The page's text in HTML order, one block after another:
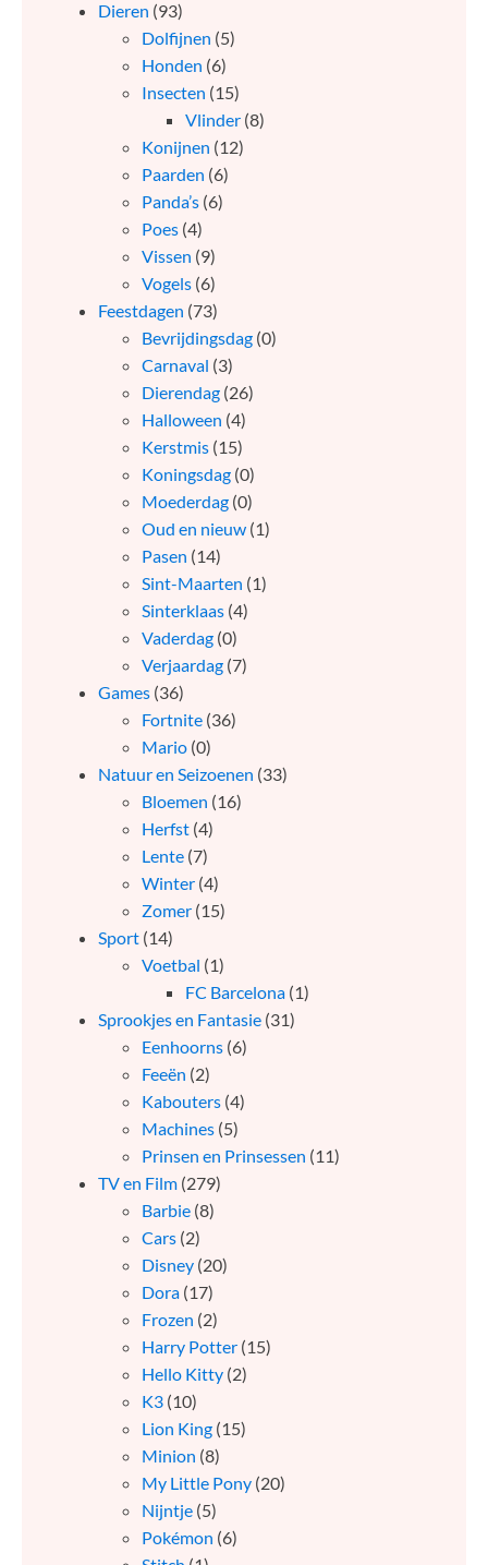
Dieren (93)
Dolfijnen (5)
Honden (6)
Insecten (15)
Vlinder (8)
Konijnen (12)
Paarden (6)
Panda’s (6)
Poes (4)
Vissen (9)
Vogels (6)
Feestdagen (73)
Bevrijdingsdag (0)
Carnaval (3)
Dierendag (26)
Halloween (4)
Kerstmis (15)
Koningsdag (0)
Moederdag (0)
Oud en nieuw (1)
Pasen (14)
Sint-Maarten (1)
Sinterklaas (4)
Vaderdag (0)
Verjaardag (7)
Games (36)
Fortnite (36)
Mario (0)
Natuur en Seizoenen (33)
Bloemen (16)
Herfst (4)
Lente (7)
Winter (4)
Zomer (15)
Sport (14)
Voetbal (1)
FC Barcelona (1)
Sprookjes en Fantasie (31)
Eenhoorns (6)
Feeën (2)
Kabouters (4)
Machines (5)
Prinsen en Prinsessen (11)
TV en Film (279)
Barbie (8)
Cars (2)
Disney (20)
Dora (17)
Frozen (2)
Harry Potter (15)
Hello Kitty (2)
K3 (10)
Lion King (15)
Minion (8)
My Little Pony (20)
Nijntje (5)
Pokémon (6)